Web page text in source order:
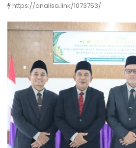
https://analisa.link/1073753/